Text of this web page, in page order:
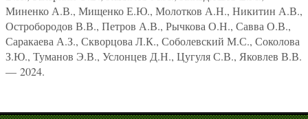
Миненко А.В., Мищенко Е.Ю., Молотков А.Н., Никитин А.В.,
Остробородов В.В., Петров А.В., Рычкова О.Н., Савва О.В.,
Саракаева А.З., Скворцова Л.К., Соболевский М.С., Соколова
З.Ю., Туманов Э.В., Услонцев Д.Н., Цугуля С.В., Яковлев В.В.
— 2024.